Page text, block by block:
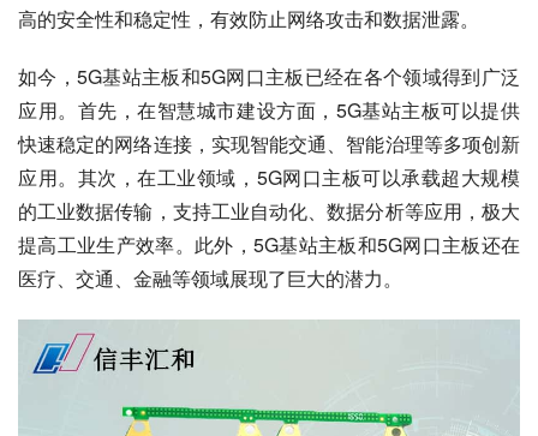
高的安全性和稳定性，有效防止网络攻击和数据泄露。
如今，5G基站主板和5G网口主板已经在各个领域得到广泛
应用。首先，在智慧城市建设方面，5G基站主板可以提供
快速稳定的网络连接，实现智能交通、智能治理等多项创新
应用。其次，在工业领域，5G网口主板可以承载超大规模
的工业数据传输，支持工业自动化、数据分析等应用，极大
提高工业生产效率。此外，5G基站主板和5G网口主板还在
医疗、交通、金融等领域展现了巨大的潜力。